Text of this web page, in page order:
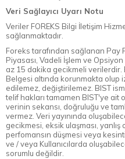
Veri Sağlayıcı Uyarı Notu
Veriler FOREKS Bilgi İletişim
sağlanmaktadır.
Foreks tarafından sağlanan Pay
Piyasası, Vadeli İşlem ve
az 15 dakika gecikmeli verilerdir.
Belgesi altında korunmakta olup
edilemez, değiştirilemez. BIST
telif hakları tamamen BIST'ye ait
verinin sekansı, doğruluğu ve
vermez. Veri yayınında
gecikmesi, eksik ulaşması,
perfomansın düşmesi veya
ve / veya Kullanıcılarda
sorumlu değildir.